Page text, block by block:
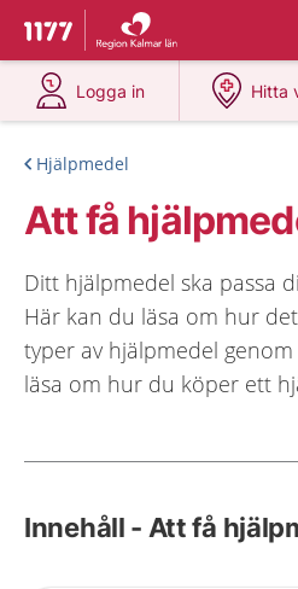
Till startsidan för 1177
Du har valt region
Logga in
på 1177.se
Hitta
på
Hjälpmedel
Att få
Ditt hjälpmedel ska passa
Här kan du läsa om hur
typer av hjälpmedel
läsa om hur du köper ett
Innehåll - Att få